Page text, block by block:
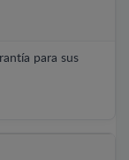
para sus